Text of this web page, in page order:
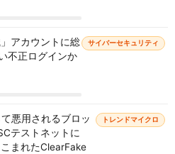
」アカウントに総
不正ログインか
サイバーセキュリティ
悪用されるブロッ
テストネットに
こまれたClearFake
トレンドマイクロ